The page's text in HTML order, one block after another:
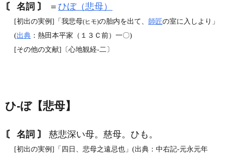
〘 名詞 〙 ＝ ひぼ（悲母）
[初出の実例]「我悲母(ヒモ)の胎内を出て、 師匠の室に入しより」
(出典 ：熱田本平家（１３Ｃ前）一〇)
[その他の文献]〔心地観経‐二〕
ひ‐ぼ【悲母】
〘 名詞 〙 慈悲深い母。慈母。ひも。
[初出の実例]「四日、悲母之遠忌也」(出典：中右記‐元永元年